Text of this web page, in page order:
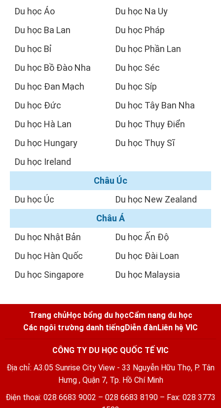
Du học Áo
Du học Ba Lan
Du học Bỉ
Du học Bồ Đào Nha
Du học Đan Mạch
Du học Đức
Du học Hà Lan
Du học Hungary
Du học Ireland
Du học Na Uy
Du học Pháp
Du học Phần Lan
Du học Séc
Du học Síp
Du học Tây Ban Nha
Du học Thụy Điển
Du học Thụy Sĩ
Châu Úc
Du học Úc
Du học New Zealand
Châu Á
Du học Nhật Bản
Du học Hàn Quốc
Du học Singapore
Du học Ấn Độ
Du học Đài Loan
Du học Malaysia
Trang chủHọc bổng du họcCẩm nang du học
Các ngôi trường danh tiếngDiễn đànLiên hệ VIC
CÔNG TY DU HỌC QUỐC TẾ VIC
Địa chỉ: A3.05 Sunrise City View - 33 Nguyễn Hữu Thọ, P. Tân
Hưng , Quận 7, Tp. Hồ Chí Minh
Điện thoại: 028 6683 9002 – 028 6683 8190 – Fax: 028 3773